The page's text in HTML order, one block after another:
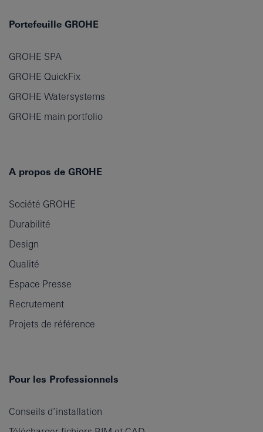
Portefeuille GROHE
GROHE SPA
GROHE QuickFix
GROHE Watersystems
GROHE main portfolio
A propos de GROHE
Société GROHE
Durabilité
Design
Qualité
Espace Presse
Recrutement
Projets de référence
Pour les Professionnels
Conseils d’installation